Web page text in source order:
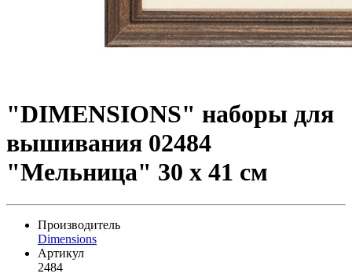
"DIMENSIONS" наборы для
вышивания 02484
"Мельница" 30 x 41 см
Производитель
Dimensions
Артикул
2484